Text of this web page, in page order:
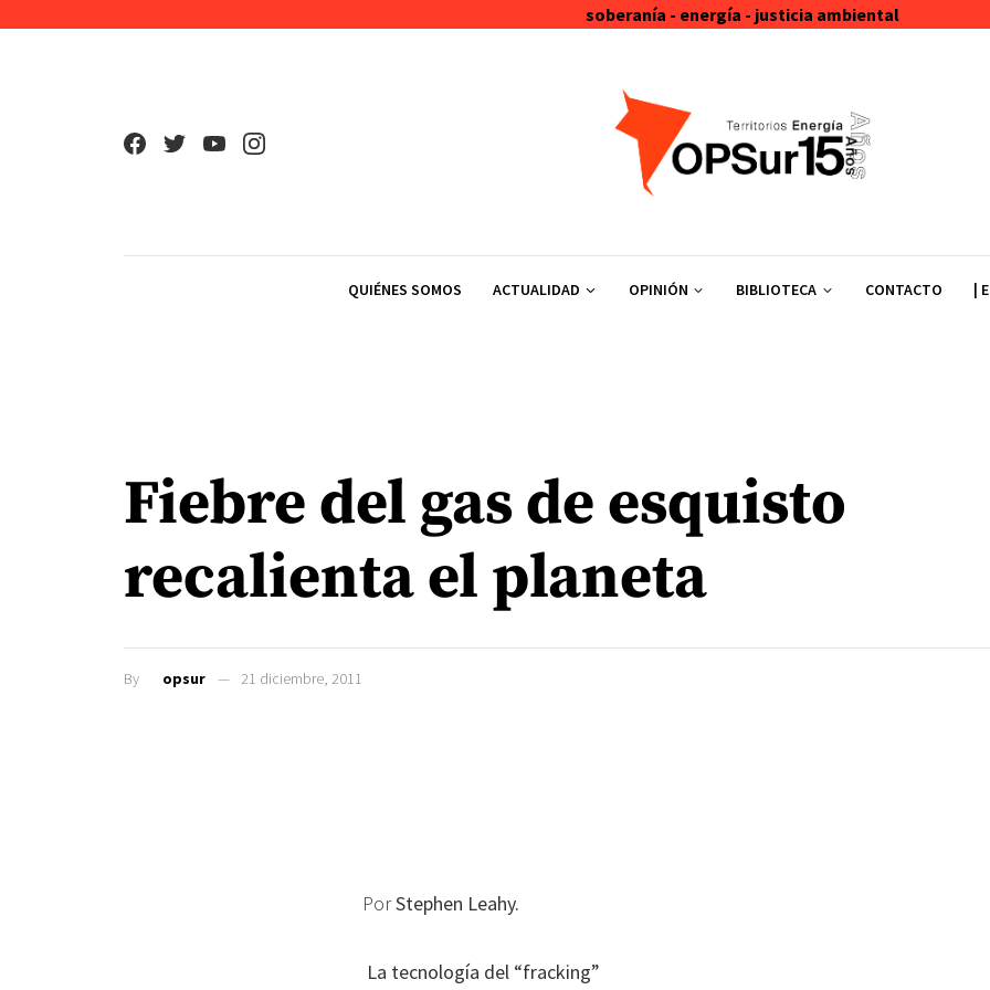
soberanía - energía - justicia ambiental
QUIÉNES SOMOS ACTUALIDAD OPINIÓN BIBLIOTECA CONTACTO |
Fiebre del gas de esquisto
recalienta el planeta
By opsur 21 diciembre, 2011
PorStephen Leahy.
La tecnología del “fracking”